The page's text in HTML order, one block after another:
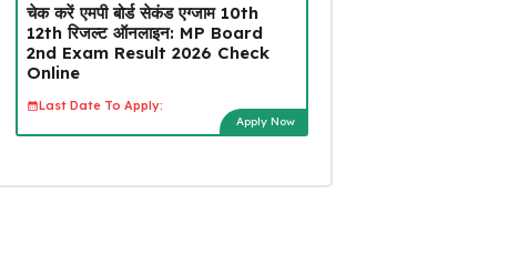
चेक करें एमपी बोर्ड सेकंड एग्जाम 10th
12th रिजल्ट ऑनलाइन: MP Board
2nd Exam Result 2026 Check
Online
Last Date To Apply:
Apply Now